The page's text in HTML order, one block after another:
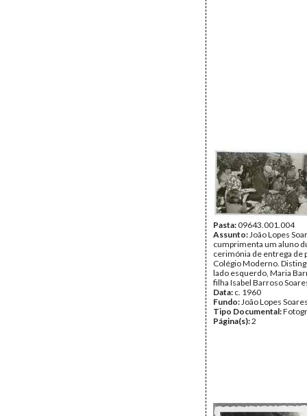
Pasta:09643.001.004
Assunto:João Lopes
cumprimenta um aluno
cerimónia de entrega de
Colégio Moderno.
lado esquerdo, Maria
filha Isabel Barroso
Data: c. 1960
Fundo:João Lopes
Tipo Documental:
Página(s):2